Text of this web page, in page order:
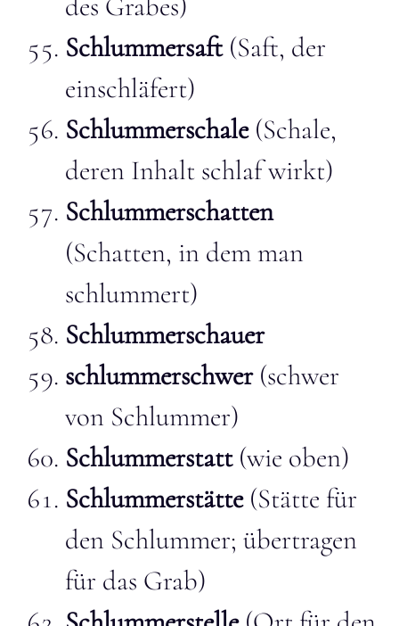
Schlummersaft(Saft, der
einschläfert)
Schlummerschale(Schale,
deren Inhalt schlaf wirkt)
Schlummerschatten
(Schatten, in dem man
schlummert)
Schlummerschauer
schlummerschwer(schwer
von Schlummer)
Schlummerstatt(wie oben)
Schlummerstätte(Stätte für
den Schlummer; übertragen
für das Grab)